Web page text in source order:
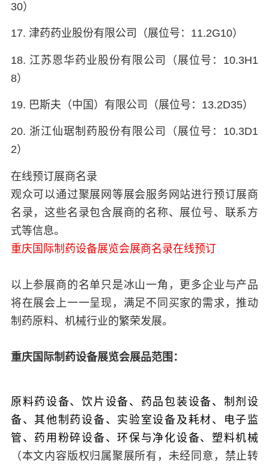
30）
17. 津药药业股份有限公司（展位号：11.2G10）
18. 江苏恩华药业股份有限公司（展位号：10.3H1
8）
19. 巴斯夫（中国）有限公司（展位号：13.2D35）
20. 浙江仙琚制药股份有限公司（展位号：10.3D1
2）
在线预订展商名录
观众可以通过聚展网等展会服务网站进行预订展商
名录，这些名录包含展商的名称、展位号、联系方
式等信息。
重庆国际制药设备展览会展商名录在线预订
以上参展商的名单只是冰山一角，更多企业与产品
将在展会上一一呈现，满足不同买家的需求，推动
制药原料、机械行业的繁荣发展。
重庆国际制药设备展览会展品范围：
原料药设备、饮片设备、药品包装设备、制剂设
备、其他制药设备、实验室设备及耗材、电子监
管、药用粉碎设备、环保与净化设备、塑料机械
（本文内容版权归属聚展所有，未经同意，禁止转